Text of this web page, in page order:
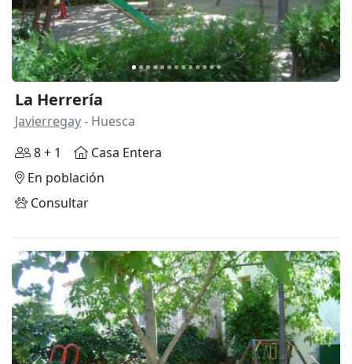
La Herrería
Javierregay- Huesca
8 + 1
Casa Entera
En población
Consultar